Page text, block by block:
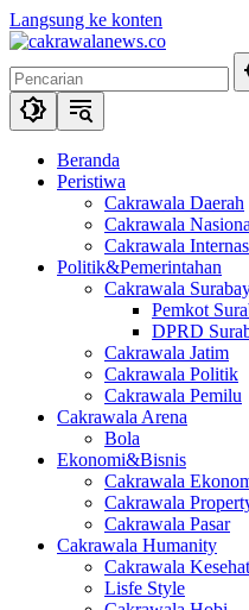
Langsung ke konten
Beranda
Peristiwa
Cakrawala Daerah
Cakrawala
Cakrawala
Politik&Pemerintahan
Cakrawala
Pemkot
DPRD
Cakrawala Jatim
Cakrawala Politik
Cakrawala Pemilu
Cakrawala Arena
Bola
Ekonomi&Bisnis
Cakrawala
Cakrawala
Cakrawala Pasar
Cakrawala Humanity
Cakrawala
Lisfe Style